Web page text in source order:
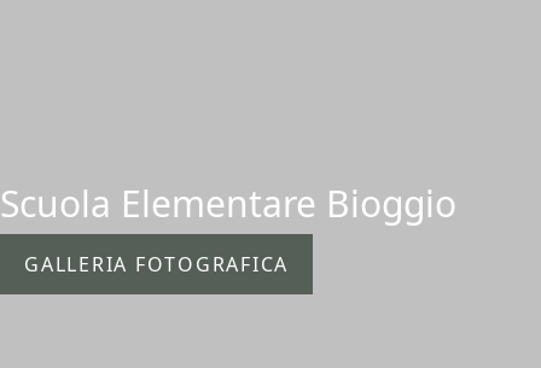
Scuola Elementare Bioggio
GALLERIA FOTOGRAFICA